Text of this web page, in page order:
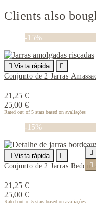
Clients also
-15%
 Vista rápida

Conjunto de 2 Jarras
21,25 €
25,00 €
Rated out of 5 stars based on avaliações
-15%
 Vista rápida

Conjunto de 2 Jarras
21,25 €
25,00 €
Rated out of 5 stars based on avaliações

